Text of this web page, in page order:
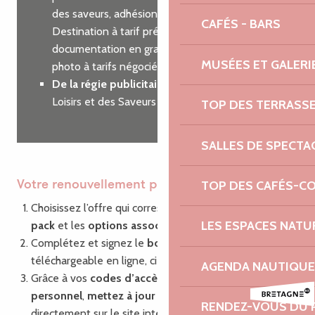
CAFÉS - BARS
MUSÉES ET
TOP DES
SALLES DE
TOP DES CAFÉS-
LES ESPACES
AGENDA NAUTIQUE
RENDEZ-VOUS DU
des saveurs, adhésion à Côtes d’Armor
Destination à tarif préférentiel, commande de
documentation en grande quantité, shooting
photo à tarifs négociés…
De la régie publicitaire
sur nos guides des
Loisirs et des Saveurs
Votre renouvellement pas à pas
Choisissez l’offre qui correspond à vos besoins : le
pack et les options associées
Complétez et signez le bon de commande,
téléchargeable en ligne, ci-dessous.
Grâce à vos codes d’accès
personnel, mettez à jour vos informations